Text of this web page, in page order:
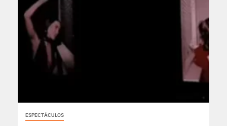
ESPECTÁCULOS